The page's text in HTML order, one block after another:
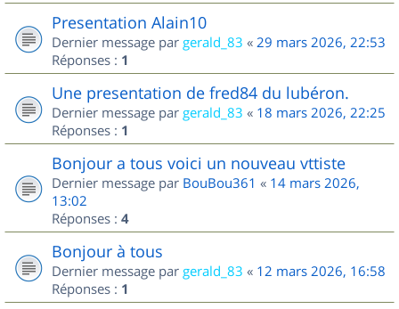
Presentation Alain10
Dernier message par gerald_83 « 29 mars 2026, 22:53
Réponses : 1
Une presentation de fred84 du lubéron.
Dernier message par gerald_83 « 18 mars 2026, 22:25
Réponses : 1
Bonjour a tous voici un nouveau vttiste
Dernier message par BouBou361 « 14 mars 2026,
13:02
Réponses : 4
Bonjour à tous
Dernier message par gerald_83 « 12 mars 2026, 16:58
Réponses : 1